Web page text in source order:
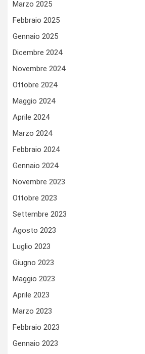
Marzo 2025
Febbraio 2025
Gennaio 2025
Dicembre 2024
Novembre 2024
Ottobre 2024
Maggio 2024
Aprile 2024
Marzo 2024
Febbraio 2024
Gennaio 2024
Novembre 2023
Ottobre 2023
Settembre 2023
Agosto 2023
Luglio 2023
Giugno 2023
Maggio 2023
Aprile 2023
Marzo 2023
Febbraio 2023
Gennaio 2023